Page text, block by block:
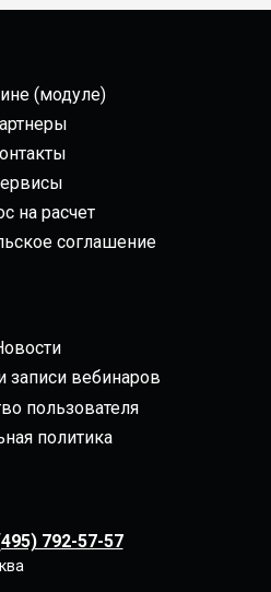
(модуле)
на расчет
соглашение
записи вебинаров
пользователя
политика
792-57-57